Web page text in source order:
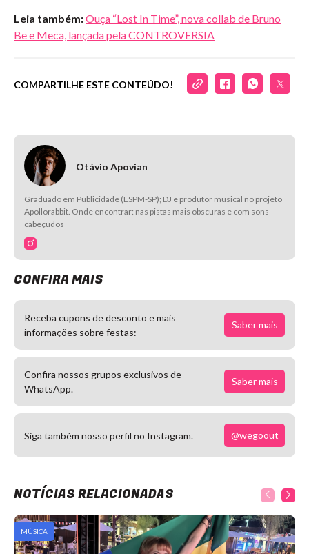
Leia também:Ouça “Lost In Time”, nova collab de Bruno
Be e Meca, lançada pela CONTROVERSIA
COMPARTILHE ESTE CONTEÚDO!
Otávio Apovian
Graduado em Publicidade (ESPM-SP); DJ e produtor musical no projeto
Apollorabbit. Onde encontrar: nas pistas mais obscuras e com sons
cabeçudos
CONFIRA MAIS
Receba cupons de desconto e mais
informações sobre festas:
Saber mais
Confira nossos grupos exclusivos de
WhatsApp.
Saber mais
Siga também nosso perfil no Instagram. @wegoout
NOTÍCIAS RELACIONADAS
MÚSICA